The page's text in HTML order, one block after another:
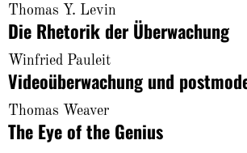
Archiv
About
Thomas Y. Levin
Die Rhetorik der Überwachung
Winfried Pauleit
Videoüberwachung und
Thomas Weaver
The Eye of the Genius